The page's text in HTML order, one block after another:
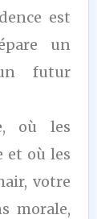
est
un
futur
où les
et où les
votre
morale,